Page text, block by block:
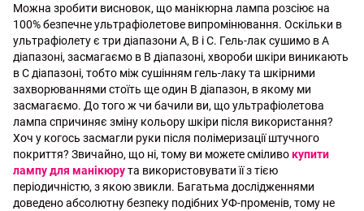
Можна зробити висновок, що манікюрна лампа розсіює на
100% безпечне ультрафіолетове випромінювання. Оскільки в
ультрафіолету є три діапазони А, В і С. Гель-лак сушимо в А
діапазоні, засмагаємо в В діапазоні, хвороби шкіри виникають
в С діапазоні, тобто між сушінням гель-лаку та шкірними
захворюваннями стоїть ще один В діапазон, в якому ми
засмагаємо. До того ж чи бачили ви, що ультрафіолетова
лампа спричиняє зміну кольору шкіри після використання?
Хоч у когось засмагли руки після полімеризації штучного
покриття? Звичайно, що ні, тому ви можете сміливокупити
лампу для манікюрута використовувати її з тією
періодичністю, з якою звикли. Багатьма дослідженнями
доведено абсолютну безпеку подібних УФ-променів, тому не